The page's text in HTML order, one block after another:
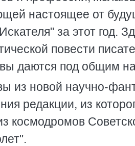
настоящее от
за этот год.
повести
даются под общим
из новой научно-
редакции, из
космодромов